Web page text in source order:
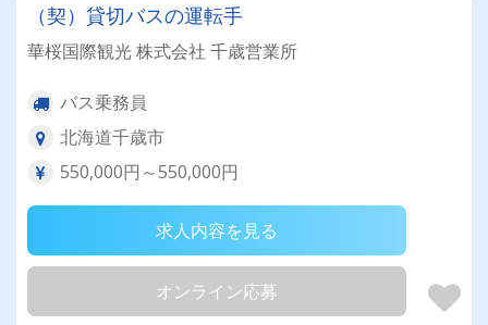
（契）貸切バスの運転手
華桜国際観光 株式会社 千歳営業所
バス乗務員
北海道千歳市
550,000円～550,000円
求人内容を見る
オンライン応募